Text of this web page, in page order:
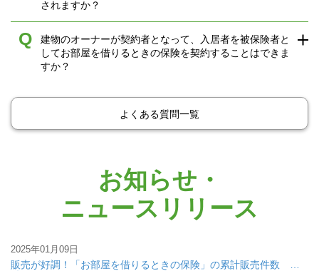
されますか？
Q
建物のオーナーが契約者となって、入居者を被保険者と
してお部屋を借りるときの保険を契約することはできま
すか？
よくある質問一覧
お知らせ・
ニュースリリース
2025年01月09日
販売が好調！「お部屋を借りるときの保険」の累計販売件数 …